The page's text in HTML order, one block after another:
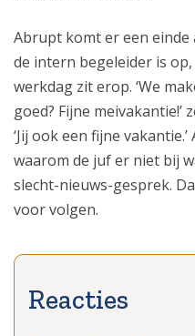
Abrupt komt er een einde
de intern begeleider is
werkdag zit erop. ‘We
goed? Fijne meivakantie!’
‘Jij ook een fijne
waarom de juf er niet bij
slecht-nieuws-gesprek.
voor volgen.